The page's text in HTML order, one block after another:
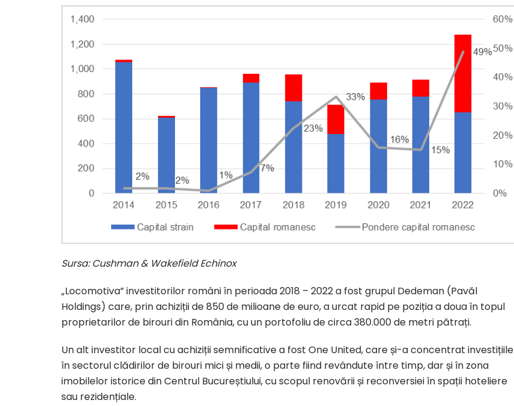
Sursa: Cushman & Wakefield Echinox
„Locomotiva” investitorilor români în perioada 2018 – 2022 a fost grupul Dedeman (Pavăl
Holdings) care, prin achiziții de 850 de milioane de euro, a urcat rapid pe poziția a doua în topul
proprietarilor de birouri din România, cu un portofoliu de circa 380.000 de metri pătrați.
Un alt investitor local cu achiziții semnificative a fost One United, care și-a concentrat investițiile
în sectorul clădirilor de birouri mici și medii, o parte fiind revândute între timp, dar și în zona
imobilelor istorice din Centrul Bucureștiului, cu scopul renovării și reconversiei în spații hoteliere
sau rezidențiale.